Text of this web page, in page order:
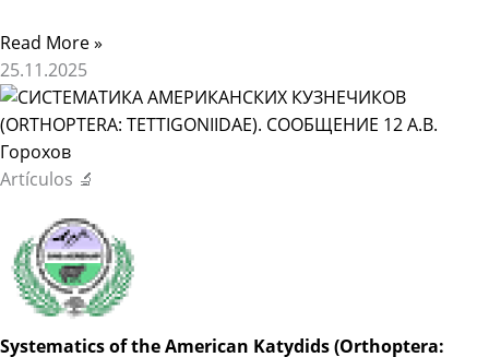
Read More »
25.11.2025
Artículos 🔬
Systematics of the American Katydids (Orthoptera: